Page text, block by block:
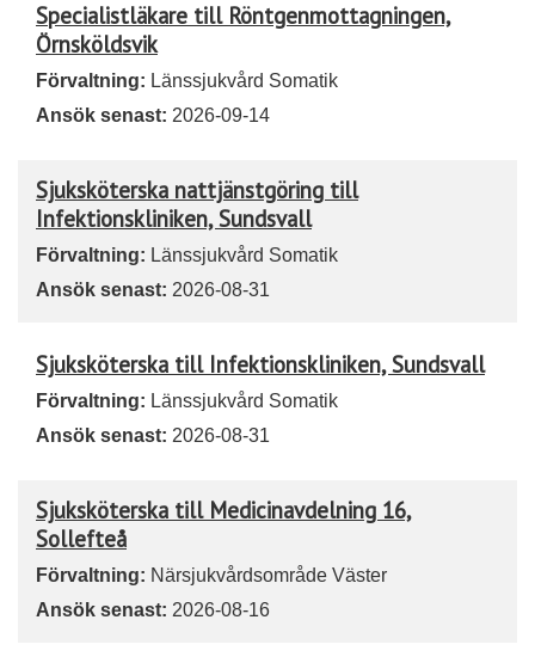
Specialistläkare till Röntgenmottagningen,
Örnsköldsvik
Förvaltning: Länssjukvård Somatik
Ansök senast: 2026-09-14
Sjuksköterska nattjänstgöring till
Infektionskliniken, Sundsvall
Förvaltning: Länssjukvård Somatik
Ansök senast: 2026-08-31
Sjuksköterska till Infektionskliniken, Sundsvall
Förvaltning: Länssjukvård Somatik
Ansök senast: 2026-08-31
Sjuksköterska till Medicinavdelning 16,
Sollefteå
Förvaltning: Närsjukvårdsområde Väster
Ansök senast: 2026-08-16